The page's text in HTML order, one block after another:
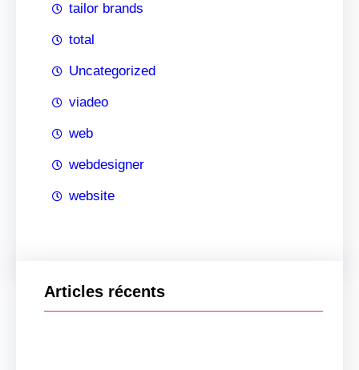
tailor brands
total
Uncategorized
viadeo
web
webdesigner
website
Articles récents